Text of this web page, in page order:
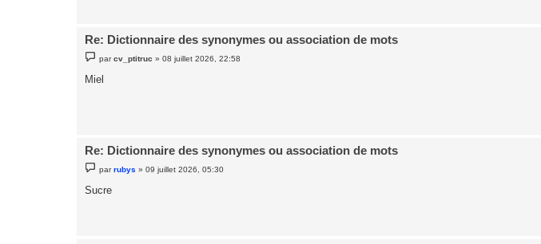
Re: Dictionnaire des synonymes ou association de mots
e
s
parcv_ptitruc »08 juillet 2026, 22:58
Miel
Re: Dictionnaire des synonymes ou association de mots
e
s
parrubys »09 juillet 2026, 05:30
Sucre